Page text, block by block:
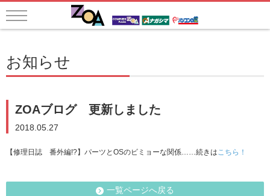
お知らせ
ZOAブログ 更新しました
2018.05.27
【修理日誌 番外編!?】パーツとOSのビミョーな関係……続きはこちら！
一覧ページへ戻る